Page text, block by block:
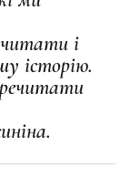
і
історію.